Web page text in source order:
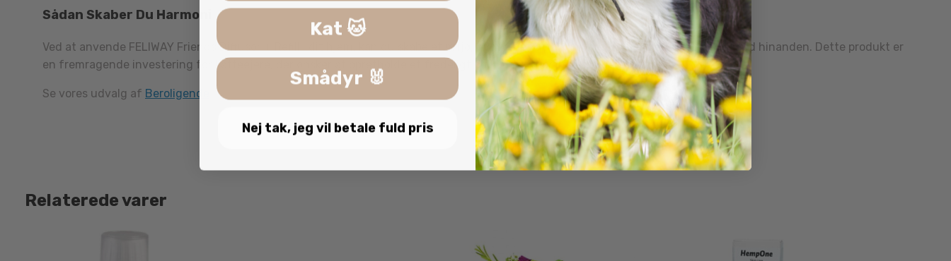
Sådan Skaber Du Harmoni
Ved at anvende FELIWAY Friends Diffusor + Refill i dit hjem, kan du skabe et miljø, hvor dine katte kan føle sig trygge og i harmoni med hinanden. Dette produkt er
en fremragende investering for katteejere, der ønsker at opretholde et fredeligt og kærligt hjem for alle deres katte.
Se vores udvalg af Beroligende
Relaterede varer
Kat 🐱
Smådyr 🐰
Nej tak, jeg vil betale fuld pris